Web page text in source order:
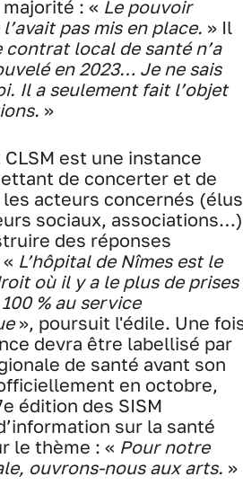
: « Le pouvoir
pas mis en place. » Il
contrat local de santé n’a
en 2023… Je ne sais
Il a seulement fait l’objet
»
CLSM est une instance
de concerter et de
acteurs concernés (élus
sociaux, associations…)
des réponses
L’hôpital de Nîmes est le
où il y a le plus de prises
% au service
», poursuit l'édile. Une
devra être labellisé par
de santé avant son
en octobre,
édition des SISM
sur la santé
le thème : « Pour notre
ouvrons-nous aux arts. »